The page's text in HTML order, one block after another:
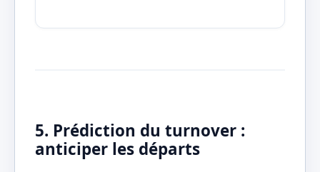
5. Prédiction du turnover :
anticiper les départs